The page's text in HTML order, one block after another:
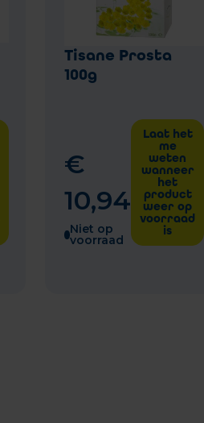
Tisane Prosta
100g
€
10,94
Niet op
voorraad
Laat het
me
weten
wanneer
het
product
weer op
voorraad
is